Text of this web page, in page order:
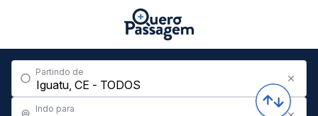
Partindo de
Indo para